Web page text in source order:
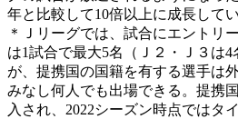
年と比較して10倍以上に成長してい
＊Ｊリーグでは、試合にエントリ
は1試合で最大5名（Ｊ２・Ｊ３は
が、提携国の国籍を有する選手は
みなし何人でも出場できる。提携
入され、2022シーズン時点ではタ